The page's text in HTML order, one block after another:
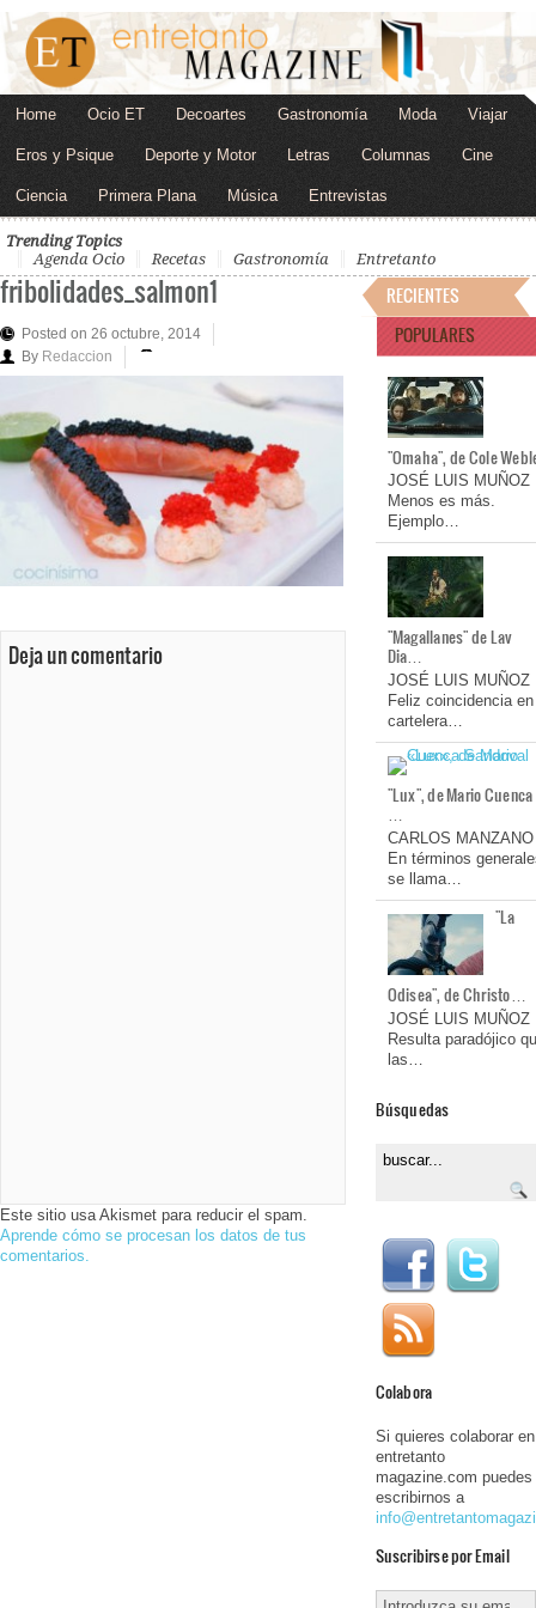
Home Ocio ET Decoartes Gastronomía Moda Viajar
Eros y Psique Deporte y Motor Letras Columnas Cine
Ciencia Primera Plana Música Entrevistas
Trending Topics
Agenda Ocio
Recetas Gastronomía Entretanto
fribolidades_salmon1
Posted on 26 octubre, 2014
By Redaccion
Deja un comentario
Este sitio usa Akismet para reducir el spam.
Aprende cómo se procesan los datos de tus
comentarios.
RECIENTES
POPULARES
"Omaha", de Cole
JOSÉ LUIS MUÑOZ
Menos es más.
Ejemplo…
"Magallanes" de Lav
Dia…
JOSÉ LUIS MUÑOZ
Feliz coincidencia en
cartelera…
"Lux", de Mario Cuenca
…
CARLOS MANZANO
En términos
se llama…
"La
Odisea", de Christo…
JOSÉ LUIS MUÑOZ
Resulta paradójico
las…
Búsquedas
Colabora
Si quieres colaborar en
entretanto
magazine.com puedes
escribirnos a
Suscribirse por Email